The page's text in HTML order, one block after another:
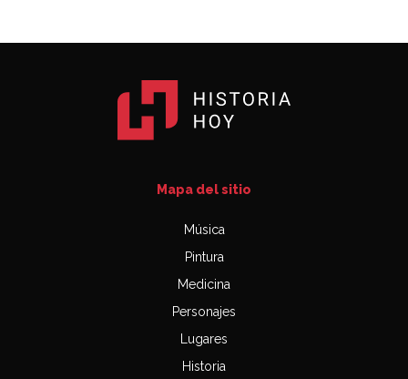
Mapa del sitio
Música
Pintura
Medicina
Personajes
Lugares
Historia